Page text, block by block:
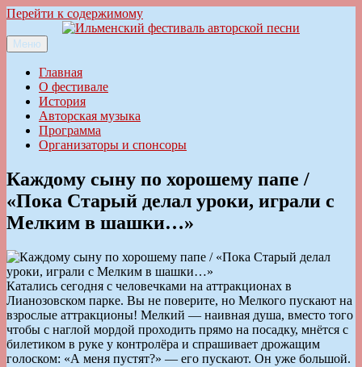
Перейти к содержимому
Ильменский фестиваль авторской песни
Меню
Главная
О фестивале
История
Авторская музыка
Программа
Организаторы и спонсоры
Каждому сыну по хорошему папе /
«Пока Старый делал уроки, играли с
Мелким в шашки…»
Катались сегодня с человечками на аттракционах в
Лианозовском парке. Вы не поверите, но Мелкого пускают на
взрослые аттракционы! Мелкий — наивная душа, вместо того
чтобы с наглой мордой проходить прямо на посадку, мнётся с
билетиком в руке у контролёра и спрашивает дрожащим
голоском: «А меня пустят?» — его пускают. Он уже большой.